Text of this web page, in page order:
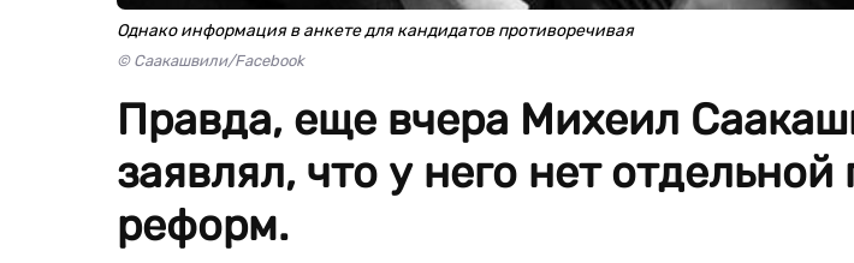
Однако информация в анкете для кандидатов противоречивая
© Саакашвили/Facebook
Правда, еще вчера Михеил
заявлял, что у него нет
реформ.